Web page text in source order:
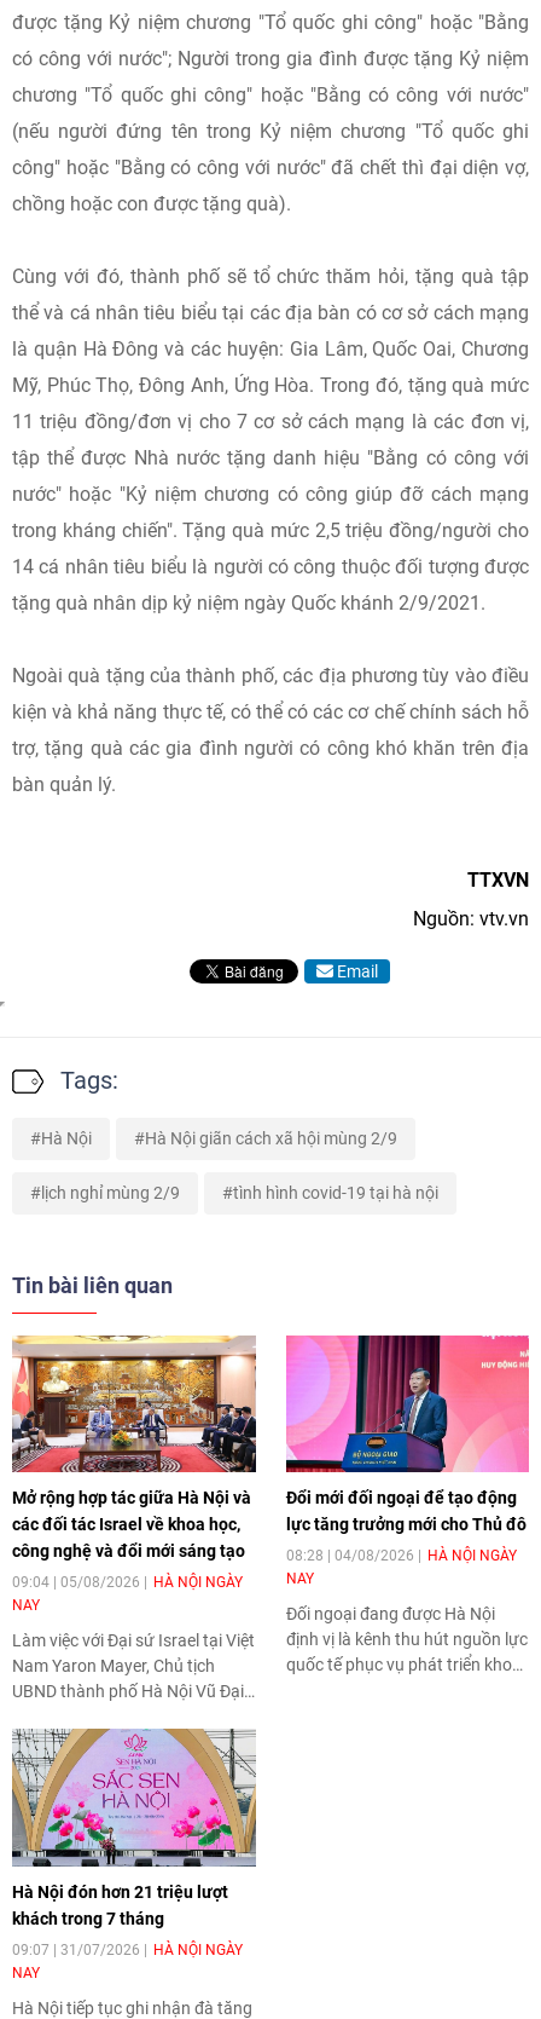
được tặng Kỷ niệm chương "Tổ quốc ghi công" hoặc "Bằng
có công với nước"; Người trong gia đình được tặng Kỷ niệm
chương "Tổ quốc ghi công" hoặc "Bằng có công với nước"
(nếu người đứng tên trong Kỷ niệm chương "Tổ quốc ghi
công" hoặc "Bằng có công với nước" đã chết thì đại diện vợ,
chồng hoặc con được tặng quà).
Cùng với đó, thành phố sẽ tổ chức thăm hỏi, tặng quà tập
thể và cá nhân tiêu biểu tại các địa bàn có cơ sở cách mạng
là quận Hà Đông và các huyện: Gia Lâm, Quốc Oai, Chương
Mỹ, Phúc Thọ, Đông Anh, Ứng Hòa. Trong đó, tặng quà mức
11 triệu đồng/đơn vị cho 7 cơ sở cách mạng là các đơn vị,
tập thể được Nhà nước tặng danh hiệu "Bằng có công với
nước" hoặc "Kỷ niệm chương có công giúp đỡ cách mạng
trong kháng chiến". Tặng quà mức 2,5 triệu đồng/người cho
14 cá nhân tiêu biểu là người có công thuộc đối tượng được
tặng quà nhân dịp kỷ niệm ngày Quốc khánh 2/9/2021.
Ngoài quà tặng của thành phố, các địa phương tùy vào điều
kiện và khả năng thực tế, có thể có các cơ chế chính sách hỗ
trợ, tặng quà các gia đình người có công khó khăn trên địa
bàn quản lý.
TTXVN
Nguồn: vtv.vn
Email
Tags:
Hà Nội Hà Nội giãn cách xã hội mùng 2/9
lịch nghỉ mùng 2/9 tình hình covid-19 tại hà nội
Tin bài liên quan
Mở rộng hợp tác giữa Hà Nội và
các đối tác Israel về khoa học,
công nghệ và đổi mới sáng tạo
09:04 | 05/08/2026
HÀ NỘI NGÀY
NAY
Làm việc với Đại sứ Israel tại Việt
Nam Yaron Mayer, Chủ tịch
UBND thành phố Hà Nội Vũ Đại
tiếp tục mở rộng hợp tác với các
đối tác Israel trong những lĩnh
vực có thế mạnh như trí tuệ
nhân tạo, an ninh mạng, đô thị
thông minh, chuyển đổi số và
nông nghiệp công nghệ cao, góp
phần tạo thêm động lực cho quá
trình phát triển của Thủ đô.
Đổi mới đối ngoại để tạo động
lực tăng trưởng mới cho Thủ đô
08:28 | 04/08/2026
HÀ NỘI NGÀY
NAY
Đối ngoại đang được Hà Nội
định vị là kênh thu hút nguồn lực
quốc tế phục vụ phát triển khoa
Hà Nội đón hơn 21 triệu lượt
khách trong 7 tháng
09:07 | 31/07/2026
HÀ NỘI NGÀY
NAY
Hà Nội tiếp tục ghi nhận đà tăng